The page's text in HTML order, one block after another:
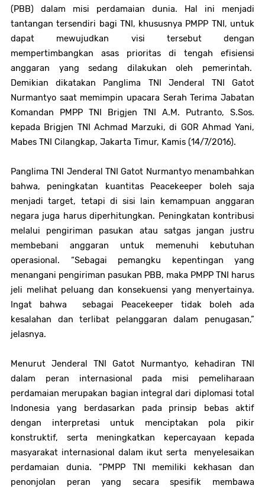
(PBB) dalam misi perdamaian dunia. Hal ini menjadi
tantangan tersendiri bagi TNI, khususnya PMPP TNI, untuk
dapat mewujudkan visi tersebut dengan
mempertimbangkan asas prioritas di tengah efisiensi
anggaran yang sedang dilakukan oleh pemerintah.
Demikian dikatakan Panglima TNI Jenderal TNI Gatot
Nurmantyo saat memimpin upacara Serah Terima Jabatan
Komandan PMPP TNI Brigjen TNI A.M. Putranto, S.Sos.
kepada Brigjen TNI Achmad Marzuki, di GOR Ahmad Yani,
Mabes TNI Cilangkap, Jakarta Timur, Kamis (14/7/2016).
Panglima TNI Jenderal TNI Gatot Nurmantyo menambahkan
bahwa, peningkatan kuantitas Peacekeeper boleh saja
menjadi target, tetapi di sisi lain kemampuan anggaran
negara juga harus diperhitungkan. Peningkatan kontribusi
melalui pengiriman pasukan atau satgas jangan justru
membebani anggaran untuk memenuhi kebutuhan
operasional. “Sebagai pemangku kepentingan yang
menangani pengiriman pasukan PBB, maka PMPP TNI harus
jeli melihat peluang dan konsekuensi yang menyertainya.
Ingat bahwa sebagai Peacekeeper tidak boleh ada
kesalahan dan terlibat pelanggaran dalam penugasan,”
jelasnya.
Menurut Jenderal TNI Gatot Nurmantyo, kehadiran TNI
dalam peran internasional pada misi pemeliharaan
perdamaian merupakan bagian integral dari diplomasi total
Indonesia yang berdasarkan pada prinsip bebas aktif
dengan interpretasi untuk menciptakan pola pikir
konstruktif, serta meningkatkan kepercayaan kepada
masyarakat internasional dalam ikut serta menyelesaikan
perdamaian dunia. “PMPP TNI memiliki kekhasan dan
penonjolan peran yang secara spesifik membawa